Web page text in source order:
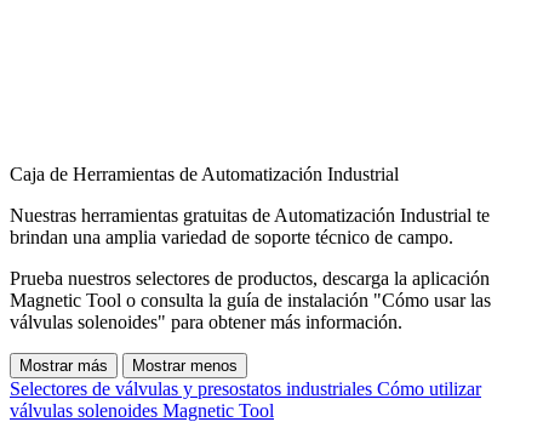
Caja de Herramientas de Automatización Industrial
Nuestras herramientas gratuitas de Automatización Industrial te
brindan una amplia variedad de soporte técnico de campo.
Prueba nuestros selectores de productos, descarga la aplicación
Magnetic Tool o consulta la guía de instalación "Cómo usar las
válvulas solenoides" para obtener más información.
Mostrar más Mostrar menos
Selectores de válvulas y presostatos industriales Cómo utilizar
válvulas solenoides Magnetic Tool